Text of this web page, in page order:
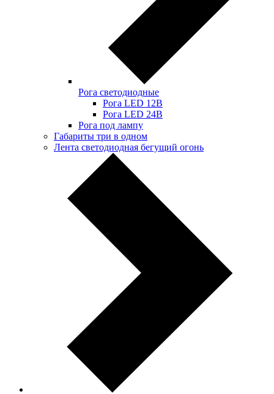
Рога светодиодные
Рога LED 12В
Рога LED 24В
Рога под лампу
Габариты три в одном
Лента светодиодная бегущий огонь